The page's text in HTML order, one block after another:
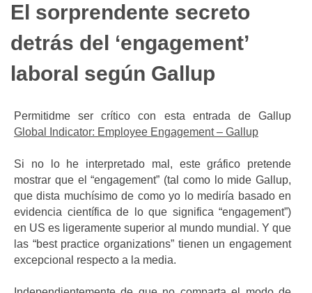
El sorprendente secreto
detrás del ‘engagement’
laboral según Gallup
Permitidme ser crítico con esta entrada de Gallup
Global Indicator: Employee Engagement – Gallup
Si no lo he interpretado mal, este gráfico pretende
mostrar que el “engagement” (tal como lo mide Gallup,
que dista muchísimo de como yo lo mediría basado en
evidencia científica de lo que significa “engagement”)
en US es ligeramente superior al mundo mundial. Y que
las “best practice organizations” tienen un engagement
excepcional respecto a la media.